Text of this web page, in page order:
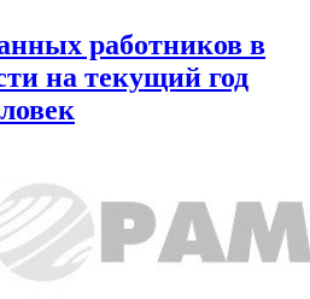
работников в
на текущий год